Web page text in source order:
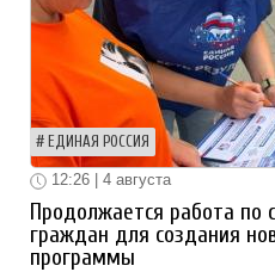
ЕДИНАЯ РОССИЯ
12:26 | 4 августа
Продолжается работа по
граждан для создания
программы